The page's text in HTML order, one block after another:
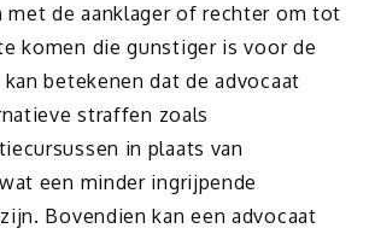
met de aanklager of rechter om tot
komen die gunstiger is voor de
betekenen dat de advocaat
straffen zoals
in plaats van
een minder ingrijpende
Bovendien kan een advocaat